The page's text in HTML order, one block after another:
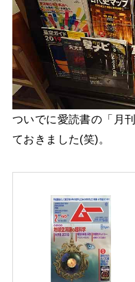
ついでに愛読書の「月
ておきました(笑)。